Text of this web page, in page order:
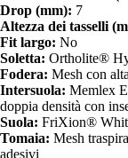
Drop (mm): 7
Altezza dei tasselli
Fit largo: No
Soletta: Ortholite®
Fodera: Mesh con
Intersuola: Memlex
doppia densità con
Suola: FriXion®
Tomaia: Mesh
adesivi